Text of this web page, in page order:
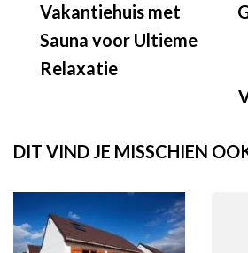
Vakantiehuis met
Sauna voor Ultieme
Relaxatie
DIT VIND JE MISSCHIEN